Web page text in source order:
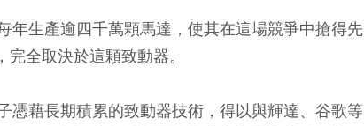
年生產逾四千萬顆馬達，使其在這場競爭中搶得先
全取決於這顆致動器。
憑藉長期積累的致動器技術，得以與輝達、谷歌等